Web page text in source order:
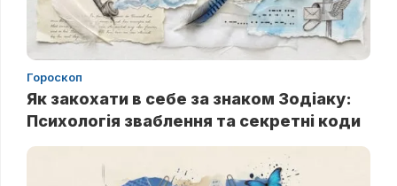
Гороскоп
Як закохати в себе за знаком Зодіаку:
Психологія зваблення та секретні коди